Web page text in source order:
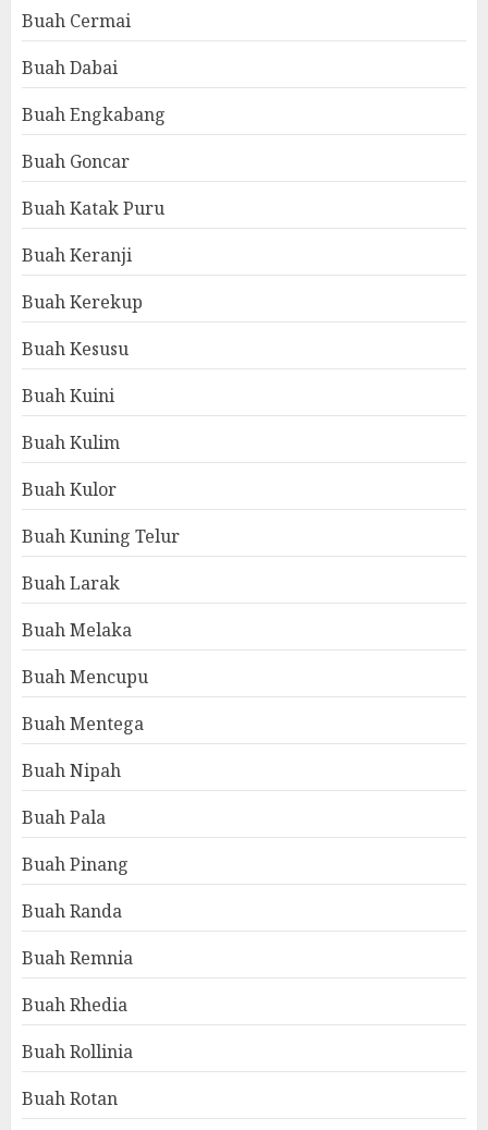
Buah Cermai
Buah Dabai
Buah Engkabang
Buah Goncar
Buah Katak Puru
Buah Keranji
Buah Kerekup
Buah Kesusu
Buah Kuini
Buah Kulim
Buah Kulor
Buah Kuning Telur
Buah Larak
Buah Melaka
Buah Mencupu
Buah Mentega
Buah Nipah
Buah Pala
Buah Pinang
Buah Randa
Buah Remnia
Buah Rhedia
Buah Rollinia
Buah Rotan